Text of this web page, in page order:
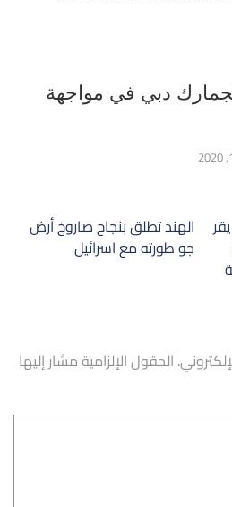
دبي في مواجهة
الهند تطلق بنجاح صاروخ أرض
جو طورته مع اسرائيل
الحقول الإلزامية مشار إليها